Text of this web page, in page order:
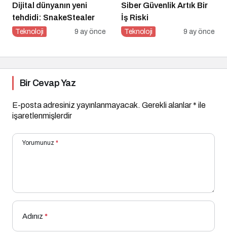
Dijital dünyanın yeni
tehdidi: SnakeStealer
Teknoloji 9 ay önce
Siber Güvenlik Artık Bir
İş Riski
Teknoloji 9 ay önce
Bir Cevap Yaz
E-posta adresiniz yayınlanmayacak. Gerekli alanlar* ile
işaretlenmişlerdir
Yorumunuz *
Adınız *